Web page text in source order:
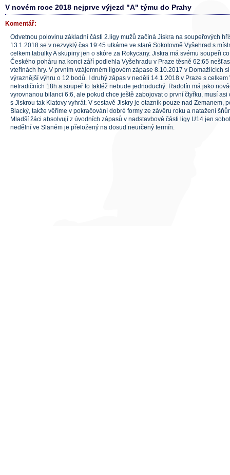
V novém roce 2018 nejprve výjezd "A" týmu do Prahy
Komentář:
Odvetnou polovinu základní části 2.ligy mužů začíná Jiskra na soupeřových
13.1.2018 se v nezvyklý čas 19:45 utkáme ve staré Sokolovně Vyšehrad s
celkem tabulky A skupiny jen o skóre za Rokycany. Jiskra má svému soupeři
Českého poháru na konci září podlehla Vyšehradu v Praze těsně 62:65
vteřinách hry. V prvním vzájemném ligovém zápase 8.10.2017 v Domažlicích
výraznější výhru o 12 bodů. I druhý zápas v neděli 14.1.2018 v Praze s
netradičních 18h a soupeř to taktéž nebude jednoduchý. Radotín má jako
vyrovnanou bilanci 6:6, ale pokud chce ještě zabojovat o první čtyřku, musí
s Jiskrou tak Klatovy vyhrát. V sestavě Jiskry je otazník pouze nad Zemanem,
Blacký, takže věříme v pokračování dobré formy ze závěru roku a natažení
Mladší žáci absolvují z úvodních zápasů v nadstavbové části ligy U14 jen
nedělní ve Slaném je přeložený na dosud neurčený termín.